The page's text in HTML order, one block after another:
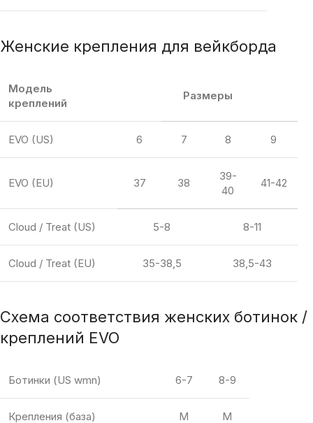
Женские крепления для вейкборда
Модель
креплений
Размеры
EVO (US) 6 7 8 9
EVO (EU) 37 38
39-
40
41-42
Cloud / Treat (US) 5-8 8-11
Cloud / Treat (EU) 35-38,5 38,5-43
Схема соответствия женских ботинок /
креплений EVO
Ботинки (US wmn) 6-7 8-9
Крепления (база) M M